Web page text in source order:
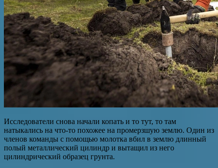
Исследователи снова начали копать и то тут, то там
натыкались на что-то похожее на промерзшую землю. Один из
членов команды с помощью молотка вбил в землю длинный
полый металлический цилиндр и вытащил из него
цилиндрический образец грунта.